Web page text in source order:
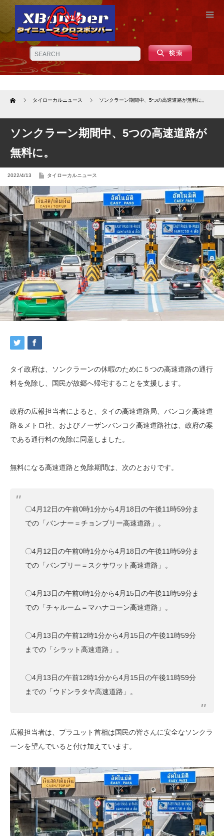
Home タイローカルニュース ソンクラーン期間中、5つの高速道路が無料に。
ソンクラーン期間中、5つの高速道路が
無料に。
2022/4/13 タイローカルニュース
タイ政府は、ソンクラーンの休暇のために５つの高速道路の通行
料を免除し、国民が故郷へ帰宅することを支援します。
政府の広報担当者によると、タイの高速道路局、バンコク高速道
路＆メトロ社、およびノー​​ザンバンコク高速道路社は、政府の案
である通行料の免除に同意しました。
無料になる高速道路と免除期間は、次のとおりです。
〇4月12日の午前0時1分から4月18日の午後11時59分ま
での「バンナー＝チョンブリー高速道路」。
〇4月12日の午前0時1分から4月18日の午後11時59分ま
での「バンプリー＝スクサワット高速道路」。
〇4月13日の午前0時1分から4月15日の午後11時59分ま
での「チャルーム＝マハナコーン高速道路」。
〇4月13日の午前12時1分から4月15日の午後11時59分
までの「シラット高速道路」。
〇4月13日の午前12時1分から4月15日の午後11時59分
までの「ウドンラタヤ高速道路」。
広報担当者は、プラユット首相は国民の皆さんに安全なソンクラ
ーンを望んでいると付け加えています。